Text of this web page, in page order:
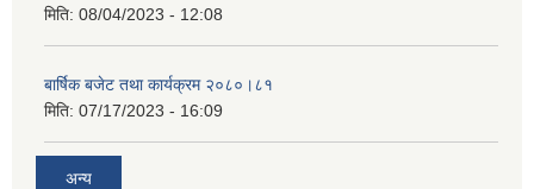
मिति: 08/04/2023 - 12:08
बार्षिक बजेट तथा कार्यक्रम २०८०।८१
मिति: 07/17/2023 - 16:09
अन्य